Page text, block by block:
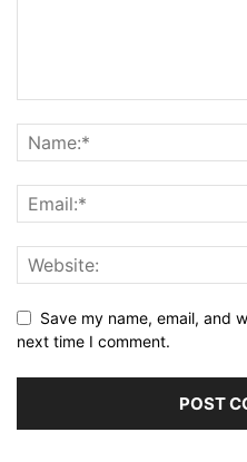
Save my name, email, and
next time I comment.